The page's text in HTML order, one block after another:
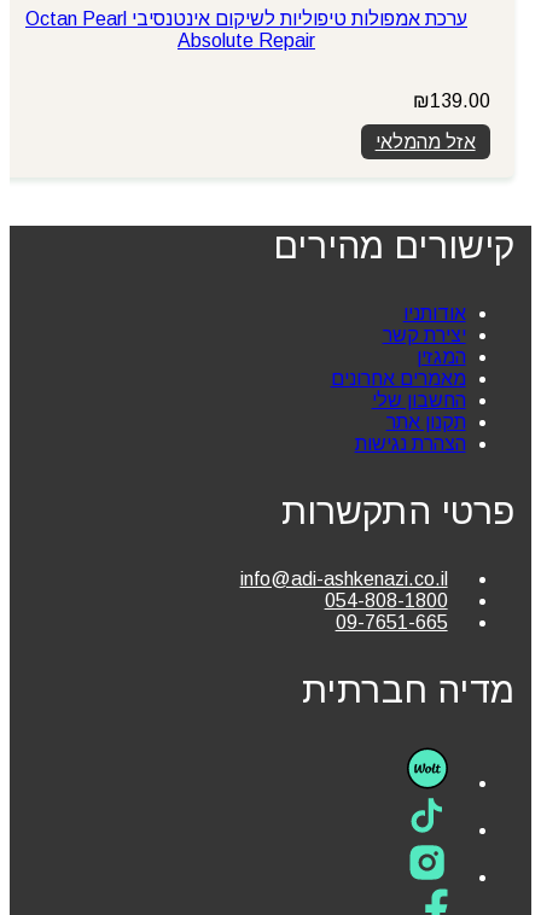
ערכת אמפולות טיפוליות לשיקום אינטנסיבי Octan Pearl
Absolute Repair
₪139.00
אזל מהמלאי
קישורים מהירים
אודותניו
יצירת קשר
המגזין
מאמרים אחרונים
החשבון שלי
תקנון אתר
הצהרת נגישות
פרטי התקשרות
info@adi-ashkenazi.co.il
054-808-1800
09-7651-665
מדיה חברתית